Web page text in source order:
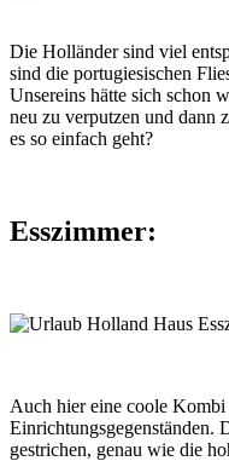
Die Holländer sind viel
sind die portugiesischen
Unsereins hätte sich schon
neu zu verputzen und dann
es so einfach geht?
Esszimmer:
Auch hier eine coole Kombi
Einrichtungsgegenständen.
gestrichen, genau wie die